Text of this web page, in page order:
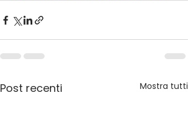
Post recenti Mostra tutti